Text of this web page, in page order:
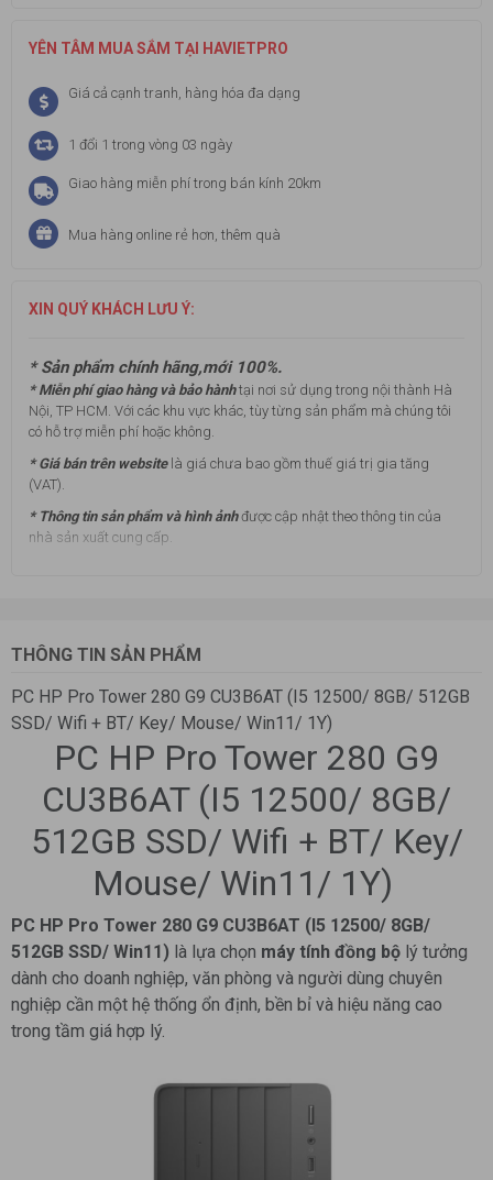
YÊN TÂM MUA SẮM TẠI HAVIETPRO
Giá cả cạnh tranh, hàng hóa đa dạng
1 đổi 1 trong vòng 03 ngày
Giao hàng miễn phí trong bán kính 20km
Mua hàng online rẻ hơn, thêm quà
XIN QUÝ KHÁCH LƯU Ý:
* Sản phẩm chính hãng,mới 100%.
* Miễn phí giao hàng và bảo hànhtại nơi sử dụng trong nội thành Hà
Nội, TP HCM. Với các khu vực khác, tùy từng sản phẩm mà chúng tôi
có hỗ trợ miễn phí hoặc không.
* Giá bán trên websitelà giá chưa bao gồm thuế giá trị gia tăng
(VAT).
* Thông tin sản phẩm và hình ảnhđược cập nhật theo thông tin của
nhà sản xuất cung cấp.
THÔNG TIN SẢN PHẨM
PC HP Pro Tower 280 G9 CU3B6AT (I5 12500/ 8GB/ 512GB
SSD/ Wifi + BT/ Key/ Mouse/ Win11/ 1Y)
PC HP Pro Tower 280 G9
CU3B6AT (I5 12500/ 8GB/
512GB SSD/ Wifi + BT/ Key/
Mouse/ Win11/ 1Y)
PC HP Pro Tower 280 G9 CU3B6AT (I5 12500/ 8GB/
512GB SSD/ Win11) là lựa chọn máy tính đồng bộ lý tưởng
dành cho doanh nghiệp, văn phòng và người dùng chuyên
nghiệp cần một hệ thống ổn định, bền bỉ và hiệu năng cao
trong tầm giá hợp lý.